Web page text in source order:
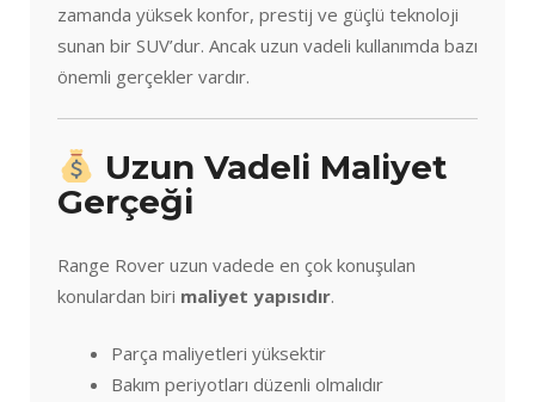
zamanda yüksek konfor, prestij ve güçlü teknoloji
sunan bir SUV’dur. Ancak uzun vadeli kullanımda bazı
önemli gerçekler vardır.
Uzun Vadeli Maliyet
Gerçeği
Range Rover uzun vadede en çok konuşulan
konulardan biri maliyet yapısıdır.
Parça maliyetleri yüksektir
Bakım periyotları düzenli olmalıdır